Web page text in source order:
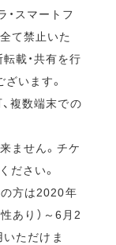
スマートフ
て禁止いた
載・共有を行
います。
複数端末での
ません。チケ
ださい。
の方は2020年
あり）～6月2
ただけま